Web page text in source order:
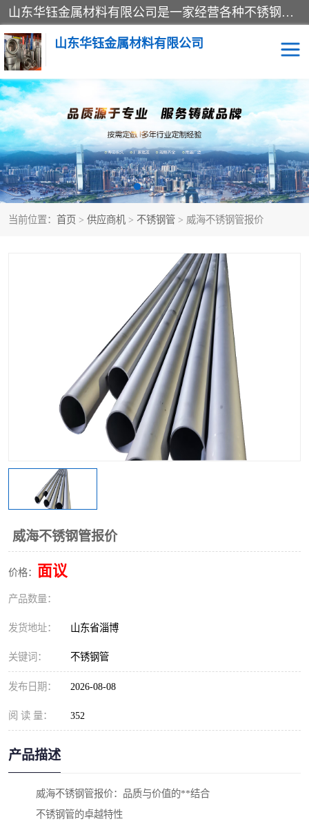
山东华钰金属材料有限公司是一家经营各种不锈钢管材、板材、圆钢、法兰、封头、型材等产品的公司；主营产品有：不锈钢管，激光切割，管件标准件，不锈钢圆钢，不锈钢人孔，不锈钢亮管，不锈钢角钢，不锈钢加工，不锈钢管子，不锈钢工业方管，不锈钢封头，不锈钢法兰，不锈钢阀门，不锈钢槽钢，不锈钢扁钢，不锈钢板等；可为客户制作各种规格的型材及不锈钢配件、非标准件及各种容器具等，能满足客户的不同采购要求。
山东华钰金属材料有限公司
当前位置： 首页 > 供应商机 > 不锈钢管 > 威海不锈钢管报价
威海不锈钢管报价
价格： 面议
产品数量：
发货地址： 山东省淄博
关键词： 不锈钢管
发布日期： 2026-08-08
阅 读 量： 352
产品描述
威海不锈钢管报价：品质与价值的**结合
不锈钢管的卓越特性
不锈钢管 激光切割
管件标准件 不锈钢圆钢
不锈钢人孔 不锈钢亮管
不锈钢角钢 不锈钢加工
不锈钢工业方管
不锈钢法兰
不锈钢槽钢